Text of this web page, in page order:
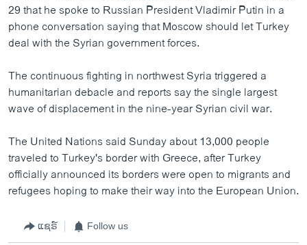
29 that he spoke to Russian President Vladimir Putin in a
phone conversation saying that Moscow should let Turkey
deal with the Syrian government forces.
The continuous fighting in northwest Syria triggered a
humanitarian debacle and reports say the single largest
wave of displacement in the nine-year Syrian civil war.
The United Nations said Sunday about 13,000 people
traveled to Turkey's border with Greece, after Turkey
officially announced its borders were open to migrants and
refugees hoping to make their way into the European Union.
ແຊຣ໌ Follow us